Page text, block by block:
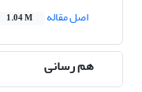
اصل مقاله
1.04 M
هم رسانی